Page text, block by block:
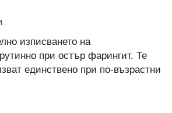
изписването на
при остър фарингит. Те
единствено при по-възрастни